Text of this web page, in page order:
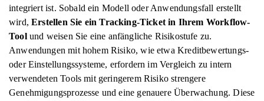
integriert ist. Sobald ein Modell oder Anwendungsfall erstellt
wird,Erstellen Sie ein Tracking-Ticket in Ihrem Workflow-
Toolund weisen Sie eine anfängliche Risikostufe zu.
Anwendungen mit hohem Risiko, wie etwa Kreditbewertungs-
oder Einstellungssysteme, erfordern im Vergleich zu intern
verwendeten Tools mit geringerem Risiko strengere
Genehmigungsprozesse und eine genauere Überwachung. Diese